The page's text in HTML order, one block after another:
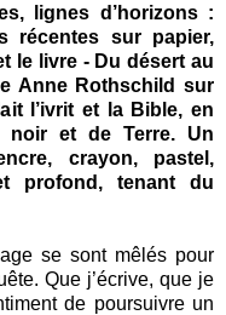
lignes d’horizons :
récentes sur papier,
le livre - Du désert au
Anne Rothschild sur
l’ivrit et la Bible, en
noir et de Terre. Un
crayon, pastel,
profond, tenant du
se sont mêlés pour
Que j’écrive, que je
de poursuivre un